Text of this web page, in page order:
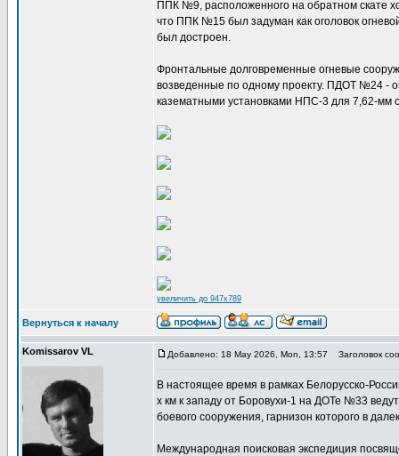
ППК №9, расположенного на обратном скате
что ППК №15 был задуман как оголовок
был достроен.
Фронтальные долговременные огневые
возведенные по одному проекту. ПДОТ №24 -
казематными установками НПС-3 для 7,62-мм
увеличить до 947x789
Вернуться к началу
Komissarov VL Добавлено: 18 May 2026, Mon, 13:57 Заголовок
В настоящее время в рамках Белорусско-
х км к западу от Боровухи-1 на ДОТе №33
боевого сооружения, гарнизон которого в
Международная поисковая экспедиция